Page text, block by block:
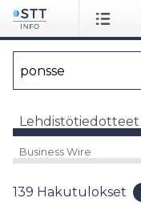
Lehdistötiedotteet
Business Wire
139 Hakutulokset